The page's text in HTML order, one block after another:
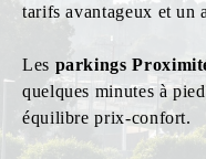
tarifs avantageux et un
Les parkings
quelques minutes à
équilibre prix-confort.